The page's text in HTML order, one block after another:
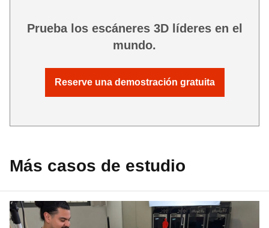
Prueba los escáneres 3D líderes en el
mundo.
Reserve una demostración gratuita
Más casos de estudio